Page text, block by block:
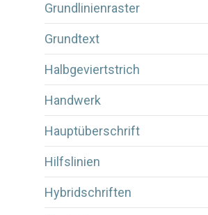
Grundlinienraster
Grundtext
Halbgeviertstrich
Handwerk
Hauptüberschrift
Hilfslinien
Hybridschriften